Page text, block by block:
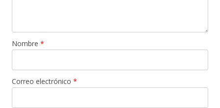
Nombre *
Correo electrónico *